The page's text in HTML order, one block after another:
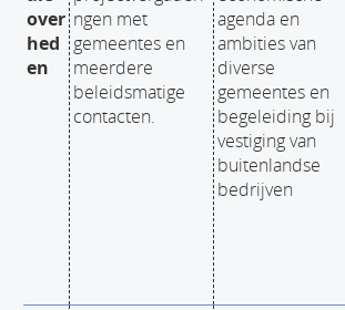
over
hed
en
ngen met
gemeentes en
meerdere
beleidsmatige
contacten.
agenda en
ambities van
diverse
gemeentes en
begeleiding bij
vestiging van
buitenlandse
bedrijven